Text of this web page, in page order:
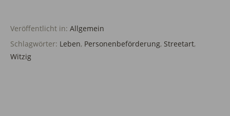
Veröffentlicht in: Allgemein
Schlagwörter: Leben, Personenbeförderung, Streetart,
Witzig